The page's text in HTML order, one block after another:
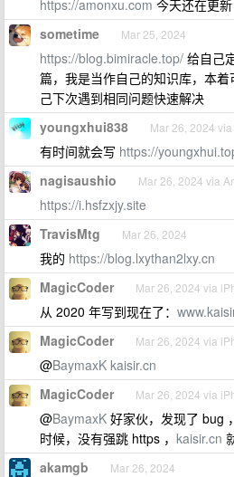
https://amonxu.com 今天还在更新
sometime Mar 25, 2024
https://blog.bimiracle.top/ 给自己
篇，我是当作自己的知识库，本
己下次遇到相同问题快速解决
youngxhui838 Mar 26, 2024
有时间就会写 https://
nagisaushio Mar 26, 2024 via
https://i.hsfzxjy.site
TravisMtg Mar 26, 2024
我的 https://blog.lxythan2lxy.cn
MagicCoder Mar 26, 2024 via
从 2020 年写到现在了：
MagicCoder Mar 26, 2024 via
@BaymaxK kaisir.cn
MagicCoder Mar 26, 2024 via
@BaymaxK 好家伙，发现了 bug
时候，没有强跳 https ， kaisir.cn
akamgb Mar 26, 2024